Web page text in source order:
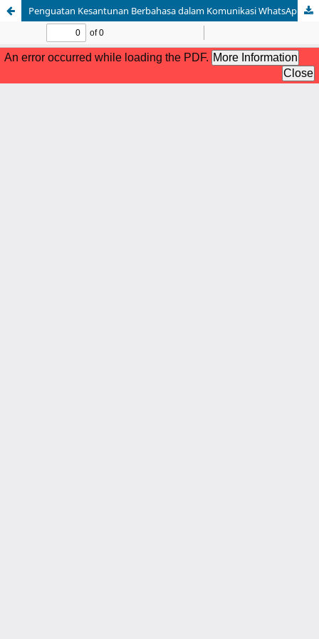
Penguatan Kesantunan Berbahasa dalam Komunikasi WhatsApp bagi Murid dan Wali Murid SMK Muhammadiyah 6 Donomulyo, Malang